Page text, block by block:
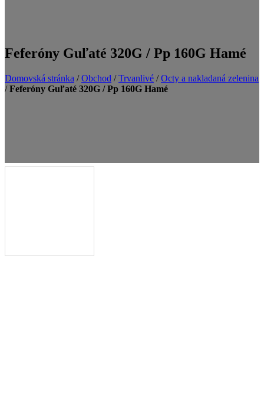
Feferóny Guľaté 320G / Pp 160G Hamé
Domovská stránka /Obchod /Trvanlivé /Octy a nakladaná zelenina
/Feferóny Guľaté 320G / Pp 160G Hamé